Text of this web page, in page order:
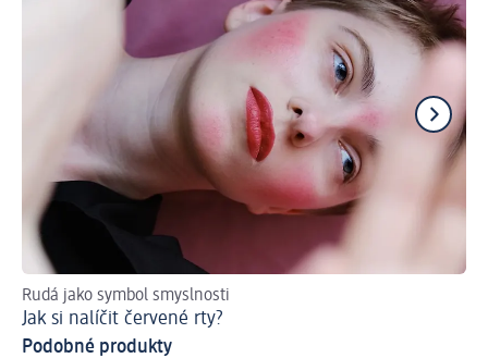
Rudá jako symbol smyslnosti
Jak si nalíčit červené rty?
Podobné produkty